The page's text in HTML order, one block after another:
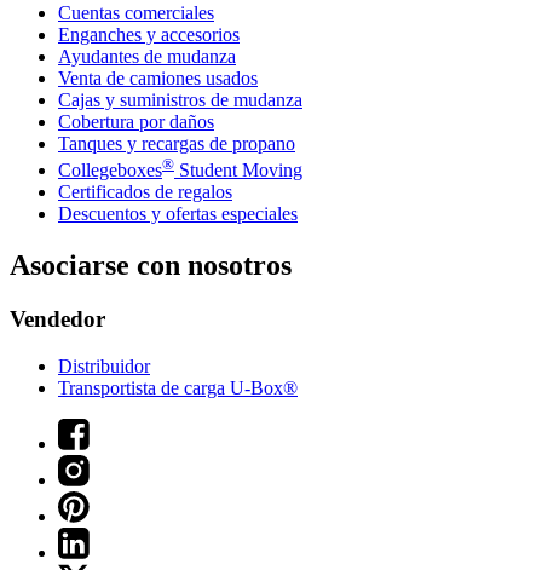
Cuentas comerciales
Enganches y accesorios
Ayudantes de mudanza
Venta de camiones usados
Cajas y suministros de mudanza
Cobertura por daños
Tanques y recargas de propano
Collegeboxes® Student Moving
Certificados de regalos
Descuentos y ofertas especiales
Asociarse con nosotros
Vendedor
Distribuidor
Transportista de carga U-Box®